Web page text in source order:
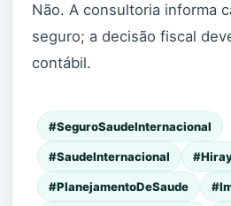
Não. A consultoria informa
seguro; a decisão fiscal
contábil.
#SeguroSaudeInternacional
#SaudeInternacional
#PlanejamentoDeSaude